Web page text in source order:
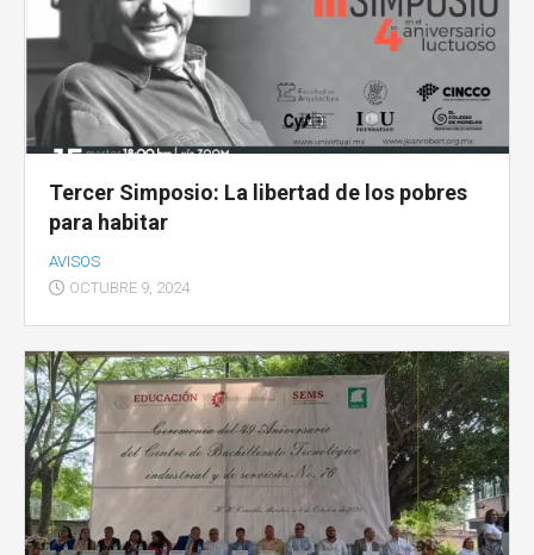
Tercer Simposio: La libertad de los pobres
para habitar
AVISOS
OCTUBRE 9, 2024